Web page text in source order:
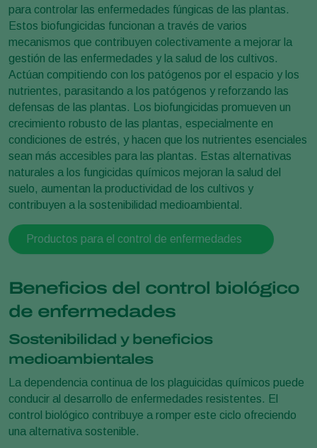
para controlar las enfermedades fúngicas de las plantas.
Estos biofungicidas funcionan a través de varios
mecanismos que contribuyen colectivamente a mejorar la
gestión de las enfermedades y la salud de los cultivos.
Actúan compitiendo con los patógenos por el espacio y los
nutrientes, parasitando a los patógenos y reforzando las
defensas de las plantas. Los biofungicidas promueven un
crecimiento robusto de las plantas, especialmente en
condiciones de estrés, y hacen que los nutrientes esenciales
sean más accesibles para las plantas. Estas alternativas
naturales a los fungicidas químicos mejoran la salud del
suelo, aumentan la productividad de los cultivos y
contribuyen a la sostenibilidad medioambiental.
Productos para el control de enfermedades
Beneficios del control biológico
de enfermedades
Sostenibilidad y beneficios
medioambientales
La dependencia continua de los plaguicidas químicos puede
conducir al desarrollo de enfermedades resistentes. El
control biológico contribuye a romper este ciclo ofreciendo
una alternativa sostenible.